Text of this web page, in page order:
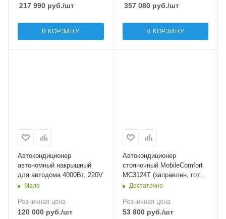
217 990 руб./шт
В КОРЗИНУ
357 080руб./шт
В КОРЗИНУ
Автокондиционер
автономный накрышный
для автодома 4000Вт, 220V
Мало
Розничная цена
120 000 руб./шт
Автокондиционер
стояночный MobileComfort
MC3124T (заправлен, готов
к установке)
Достаточно
Розничная цена
53 800руб./шт